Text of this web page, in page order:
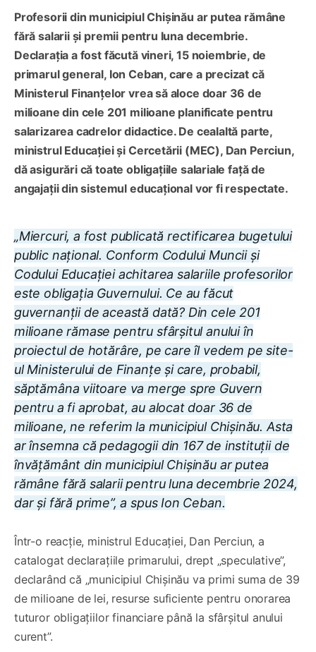
Profesorii din municipiul Chișinău ar putea rămâne
fără salarii și premii pentru luna decembrie.
Declarația a fost făcută vineri, 15 noiembrie, de
primarul general, Ion Ceban, care a precizat că
Ministerul Finanțelor vrea să aloce doar 36 de
milioane din cele 201 milioane planificate pentru
salarizarea cadrelor didactice. De cealaltă parte,
ministrul Educaţiei şi Cercetării (MEC), Dan Perciun,
dă asigurări că toate obligațiile salariale față de
angajații din sistemul educațional vor fi respectate.
„Miercuri, a fost publicată rectificarea bugetului
public național. Conform Codului Muncii și
Codului Educației achitarea salariile profesorilor
este obligația Guvernului. Ce au făcut
guvernanții de această dată? Din cele 201
milioane rămase pentru sfârșitul anului în
proiectul de hotărâre, pe care îl vedem pe site-
ul Ministerului de Finanțe și care, probabil,
săptămâna viitoare va merge spre Guvern
pentru a fi aprobat, au alocat doar 36 de
milioane, ne referim la municipiul Chișinău. Asta
ar însemna că pedagogii din 167 de instituții de
învățământ din municipiul Chișinău ar putea
rămâne fără salarii pentru luna decembrie 2024,
dar și fără prime”, a spus Ion Ceban.
Într-o reacție, ministrul Educației, Dan Perciun, a
catalogat declarațiile primarului, drept „speculative”,
declarând că „municipiul Chișinău va primi suma de 39
de milioane de lei, resurse suficiente pentru onorarea
tuturor obligațiilor financiare până la sfârșitul anului
curent”.